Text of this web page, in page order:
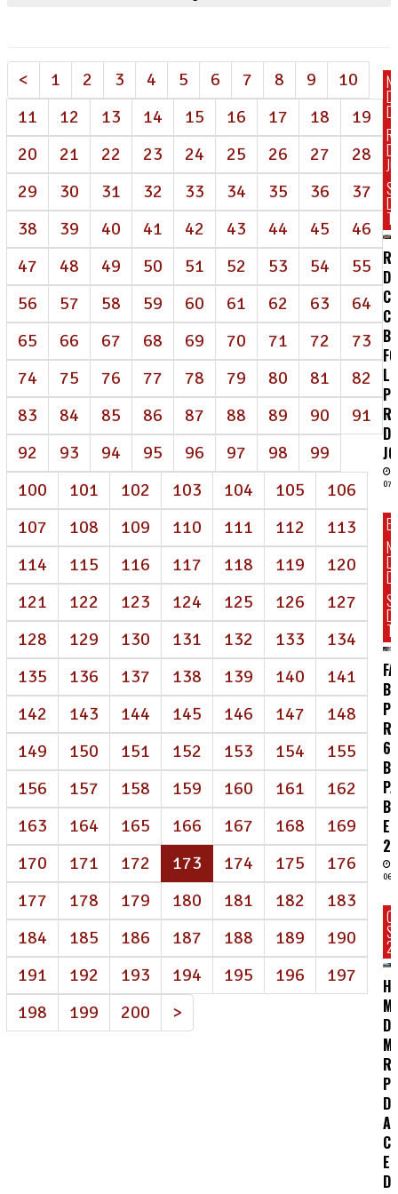
< 1 2 3 4 5 6 7 8 9
10
11
12 13 14 15 16 17 18
19
20
21 22 23 24 25 26 27
28
29
30 31 32 33 34 35 36
37
38
39 40 41 42 43 44 45
46
47
48 49 50 51 52 53 54
55
56
57 58 59 60 61 62 63
64
65
66 67 68 69 70 71 72
73
74
75 76 77 78 79 80 81
82
83
84 85 86 87 88 89 90
91
92
93 94 95 96 97 98
99
100
101 102 103 104 105
106
107
108 109 110 111 112
113
114
115 116 117 118 119
120
121
122 123 124 125 126
127
128
129 130 131 132 133
134
135
136 137 138 139 140
141
142
143 144 145 146 147
148
149
150 151 152 153 154
155
156
157 158 159 160 161
162
163
164 165 166 167 168
169
170
171 172 173 (atual)
174 175
176
177
178 179 180 181 182
183
184
185 186 187 188 189
190
191
192 193 194 195 196
197
198
199 200 >
DE
DA
07/
06/
DE
E